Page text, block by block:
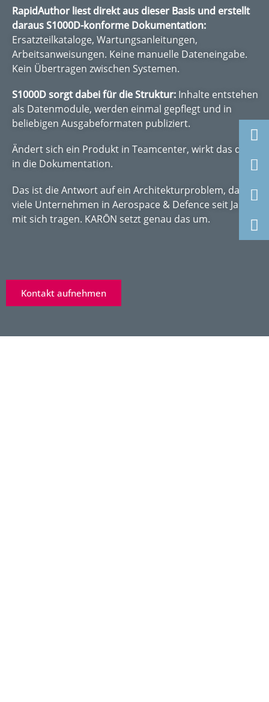
RapidAuthor liest direkt aus dieser Basis und erstellt
daraus S1000D-konforme Dokumentation:
Ersatzteilkataloge, Wartungsanleitungen,
Arbeitsanweisungen. Keine manuelle Dateneingabe.
Kein Übertragen zwischen Systemen.
S1000D sorgt dabei für die Struktur: Inhalte entstehen
als Datenmodule, werden einmal gepflegt und in
beliebigen Ausgabeformaten publiziert.
Ändert sich ein Produkt in Teamcenter, wirkt das direkt
in die Dokumentation.
Das ist die Antwort auf ein Architekturproblem, das
viele Unternehmen in Aerospace & Defence seit Jahren
mit sich tragen. KARŌN setzt genau das um.
Kontakt aufnehmen